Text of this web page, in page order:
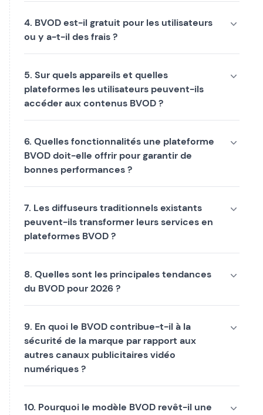
4. BVOD est-il gratuit pour les utilisateurs
ou y a-t-il des frais ?
5. Sur quels appareils et quelles
plateformes les utilisateurs peuvent-ils
accéder aux contenus BVOD ?
6. Quelles fonctionnalités une plateforme
BVOD doit-elle offrir pour garantir de
bonnes performances ?
7. Les diffuseurs traditionnels existants
peuvent-ils transformer leurs services en
plateformes BVOD ?
8. Quelles sont les principales tendances
du BVOD pour 2026 ?
9. En quoi le BVOD contribue-t-il à la
sécurité de la marque par rapport aux
autres canaux publicitaires vidéo
numériques ?
10. Pourquoi le modèle BVOD revêt-il une